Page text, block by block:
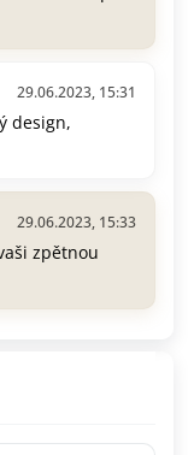
29.06.2023, 15:31
design,
29.06.2023, 15:33
zpětnou